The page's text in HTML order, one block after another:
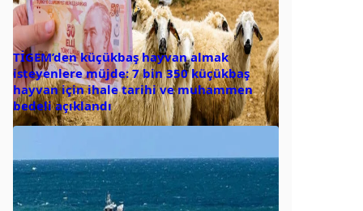
TİGEM’den küçükbaş hayvan almak
isteyenlere müjde: 7 bin 350 küçükbaş
hayvan için ihale tarihi ve muhammen
bedeli açıklandı